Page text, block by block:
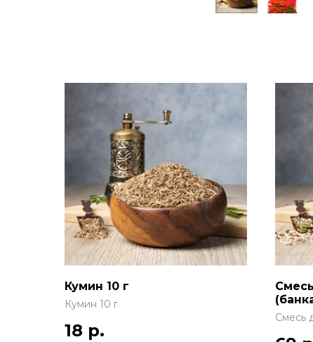
Кумин 10 г
Кумин 10 г
18 р.
Смесь